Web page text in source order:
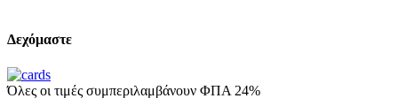
Δεχόμαστε
Όλες οι τιμές συμπεριλαμβάνουν ΦΠΑ 24%